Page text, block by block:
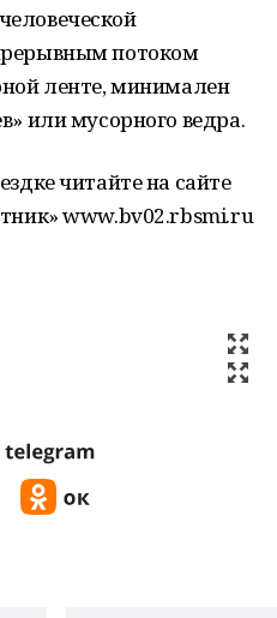
потоком
ленте, минимален
или мусорного ведра.
читайте на сайте
www.bv02.rbsmi.ru